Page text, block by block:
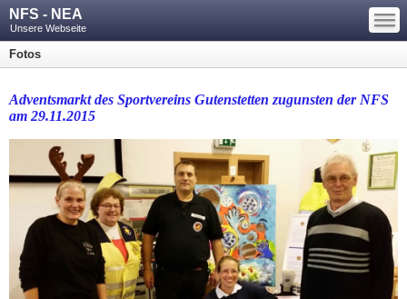
NFS - NEA
Unsere Webseite
—
—
—
Fotos
Adventsmarkt des Sportvereins Gutenstetten zugunsten der NFS
am 29.11.2015